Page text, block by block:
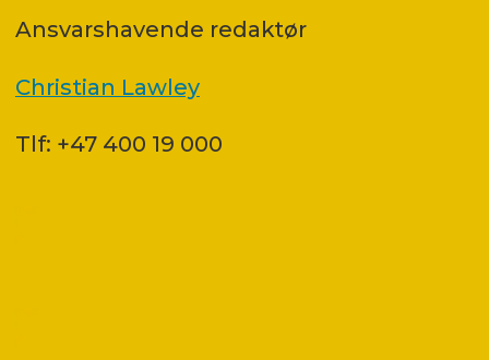
Ansvars­havende redaktør
Christian Lawley
Tlf: +47 400 19 000